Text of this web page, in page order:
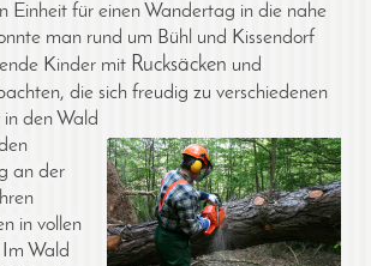
Einheit für einen Wandertag in die nahe
man rund um Bühl und Kissendorf
Kinder mit Rucksäcken und
die sich freudig zu verschiedenen
den Wald
an der
in vollen
Wald